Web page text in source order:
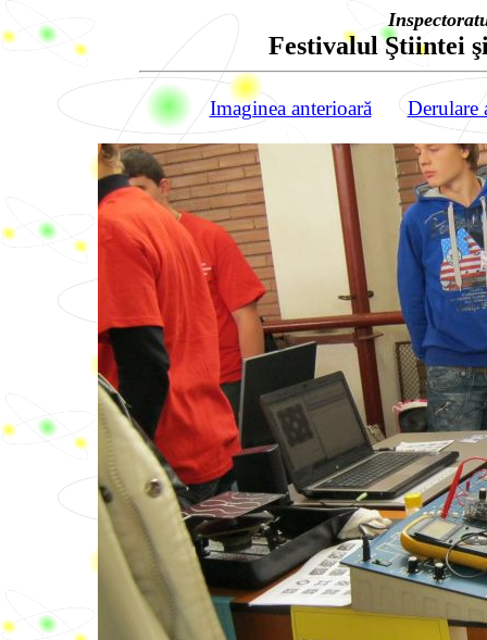
Festivalul Ştiintei
Imaginea anterioară Derulare